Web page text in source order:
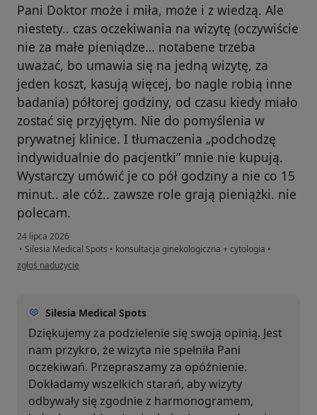
Pani Doktor może i miła, może i z wiedzą. Ale
niestety.. czas oczekiwania na wizytę (oczywiście
nie za małe pieniądze… notabene trzeba
uważać, bo umawia się na jedną wizytę, za
jeden koszt, kasują więcej, bo nagle robią inne
badania) półtorej godziny, od czasu kiedy miało
zostać się przyjętym. Nie do pomyślenia w
prywatnej klinice. I tłumaczenia „podchodzę
indywidualnie do pacjentki” mnie nie kupują.
Wystarczy umówić je co pół godziny a nie co 15
minut.. ale cóż.. zawsze role grają pieniążki. nie
polecam.
24 lipca 2026
• Silesia Medical Spots • konsultacja ginekologiczna + cytologia •
w opinii użytkownika Pacjent
zgłoś nadużycie
Silesia Medical Spots
Dziękujemy za podzielenie się swoją opinią. Jest
nam przykro, że wizyta nie spełniła Pani
oczekiwań. Przepraszamy za opóźnienie.
Dokładamy wszelkich starań, aby wizyty
odbywały się zgodnie z harmonogramem,